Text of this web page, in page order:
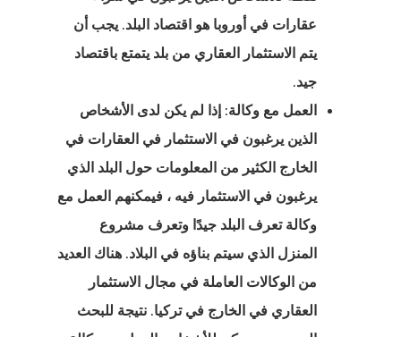
عقارات في أوروبا هو اقتصاد البلد. يجب أن
يتم الاستثمار العقاري من بلد يتمتع باقتصاد
جيد.
العمل مع وكالة: إذا لم يكن لدى الأشخاص
الذين يرغبون في الاستثمار في العقارات في
الخارج الكثير من المعلومات حول البلد الذي
يرغبون في الاستثمار فيه ، فيمكنهم العمل مع
وكالة تعرف البلد جيدًا وتعرف مشروع
المنزل الذي سيتم بناؤه في البلاد. هناك العديد
من الوكالات العاملة في مجال الاستثمار
العقاري في الخارج في تركيا. نتيجة للبحث
تأشيرة بدء
في إستونيا
تأشيرة بدء
في فنلندا
تأشيرة بدء
في لاتفيا
المملكة